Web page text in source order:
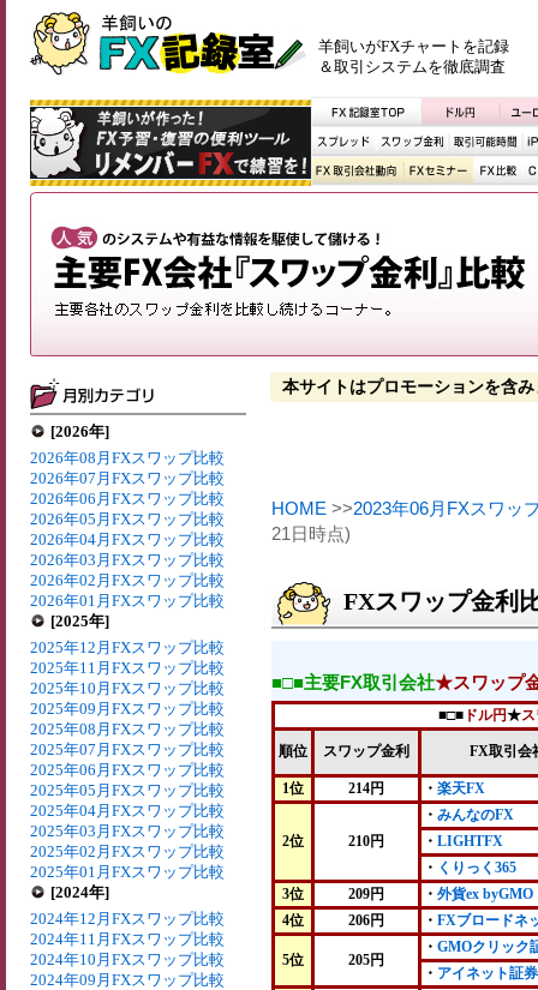
羊飼いがFXチャートを記録
＆取引システムを徹底調査
[2026年]
2026年08月FXスワップ比較
2026年07月FXスワップ比較
2026年06月FXスワップ比較
2026年05月FXスワップ比較
2026年04月FXスワップ比較
2026年03月FXスワップ比較
2026年02月FXスワップ比較
2026年01月FXスワップ比較
[2025年]
2025年12月FXスワップ比較
2025年11月FXスワップ比較
2025年10月FXスワップ比較
2025年09月FXスワップ比較
2025年08月FXスワップ比較
2025年07月FXスワップ比較
2025年06月FXスワップ比較
2025年05月FXスワップ比較
2025年04月FXスワップ比較
2025年03月FXスワップ比較
2025年02月FXスワップ比較
2025年01月FXスワップ比較
[2024年]
2024年12月FXスワップ比較
2024年11月FXスワップ比較
2024年10月FXスワップ比較
2024年09月FXスワップ比較
本サイトはプロモーションを含み
HOME >>2023年06月FXスワッ
21日時点)
FXスワップ金利
■□■主要FX取引会社★スワップ
■□■ ドル円★
順位 スワップ金利 FX取引会
1位 214円 ・ 楽天FX
2位 210円
・ みんなのFX
・ LIGHTFX
・ くりっく365
3位
209円 ・ 外貨ex byGMO
4位
206円 ・ FXブロードネ
5位 205円
・ GMOクリック
・ アイネット証券